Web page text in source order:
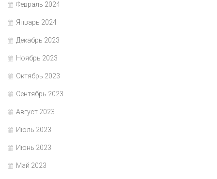
Февраль 2024
Январь 2024
Декабрь 2023
Ноябрь 2023
Октябрь 2023
Сентябрь 2023
Август 2023
Июль 2023
Июнь 2023
Май 2023